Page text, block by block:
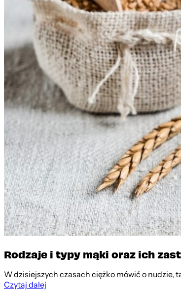
Rodzaje i typy mąki oraz ich
W dzisiejszych czasach ciężko mówić o nudzie,
Czytaj dalej